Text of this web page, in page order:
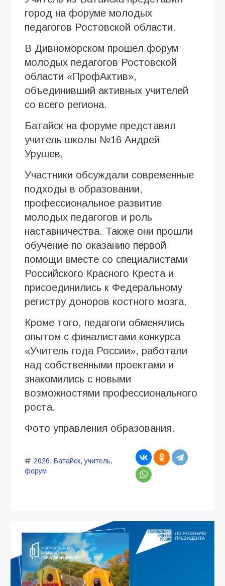
город на форуме молодых
педагогов Ростовской области.
В Дивноморском прошёл форум
молодых педагогов Ростовской
области «ПрофАктив»,
объединивший активных учителей
со всего региона.
Батайск на форуме представил
учитель школы №16 Андрей
Урушев.
Участники обсуждали современные
подходы в образовании,
профессиональное развитие
молодых педагогов и роль
наставничества. Также они прошли
обучение по оказанию первой
помощи вместе со специалистами
Российского Красного Креста и
присоединились к Федеральному
регистру доноров костного мозга.
Кроме того, педагоги обменялись
опытом с финалистами конкурса
«Учитель года России», работали
над собственными проектами и
знакомились с новыми
возможностями профессионального
роста.
Фото управления образования.
2026, Батайск,учитель,
форум